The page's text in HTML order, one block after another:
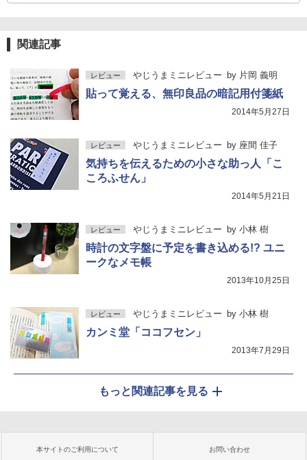
関連記事
レビュー やじうまミニレビュー by 片岡 義明
貼って覚える、無印良品の暗記用付箋紙
2014年5月27日
レビュー やじうまミニレビュー by 座間 佳子
気持ちを伝えるための小さな助っ人「こ
ころふせん」
2014年5月21日
レビュー やじうまミニレビュー by 小林 樹
時計の文字盤に予定を書き込める!? ユニ
ークなメモ帳
2013年10月25日
レビュー やじうまミニレビュー by 小林 樹
カンミ堂「ココフセン」
2013年7月29日
もっと関連記事を見る
本サイトのご利用について お問い合わせ